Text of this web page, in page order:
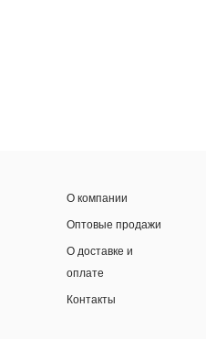
О компании
Оптовые продажи
О доставке и
оплате
Контакты